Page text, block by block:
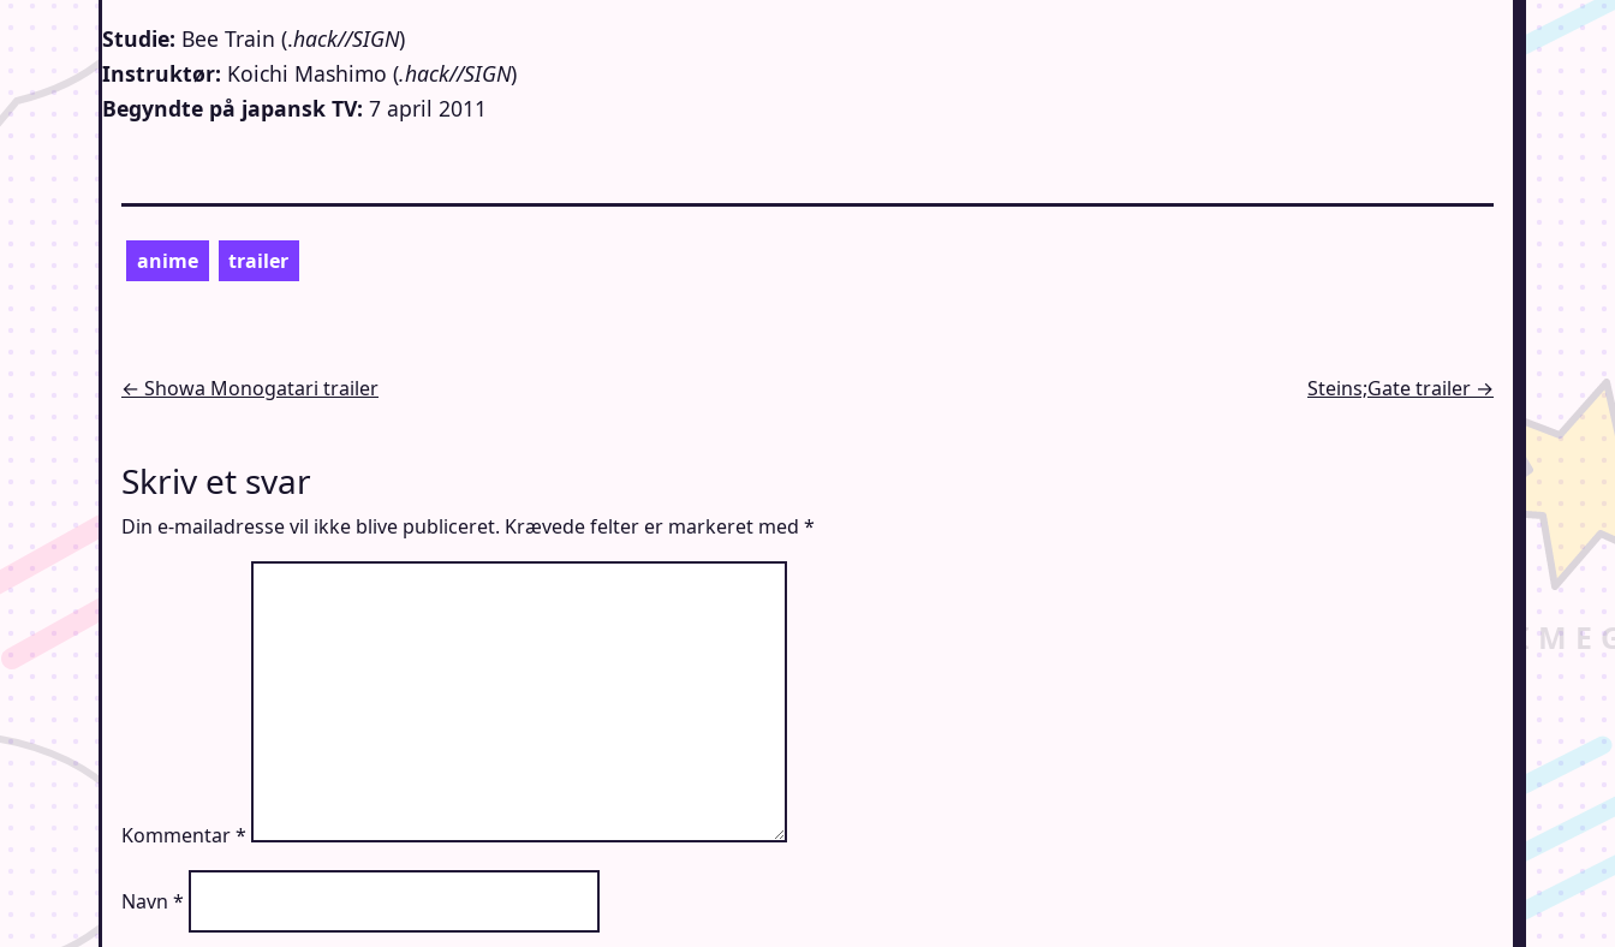
Studie: Bee Train (.hack//SIGN)
Instruktør: Koichi Mashimo (.hack//SIGN)
Begyndte på japansk TV: 7 april 2011
anime trailer
Indlægsnavigation
← Showa Monogatari trailer Steins;Gate trailer →
Skriv et svar
Din e-mailadresse vil ikke blive publiceret. Krævede felter er markeret med *
Kommentar*
Navn *